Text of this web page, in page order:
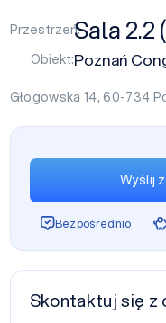
Przestrzeń:Sala 2.2
Obiekt:Poznań
Głogowska 14, 60-734
Wyślij
Bezpośrednio
Skontaktuj się z